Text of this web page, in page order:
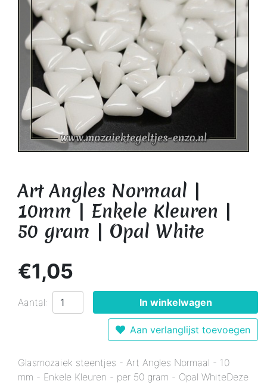
Art Angles Normaal |
10mm | Enkele Kleuren |
50 gram | Opal White
€1,05
Aantal: In winkelwagen
Aan verlanglijst toevoegen
Glasmozaiek steentjes - Art Angles Normaal - 10
mm - Enkele Kleuren - per 50 gram - Opal WhiteDeze